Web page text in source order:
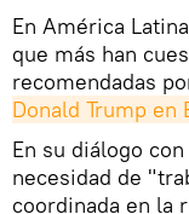
En América
que más han
recomendadas
Donald Trump en
En su diálogo con
necesidad de
coordinada en la